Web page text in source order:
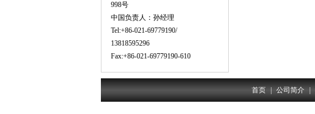
998号
中国负责人：孙经理
Tel:+86-021-69779190/
13818595296
Fax:+86-021-69779190-610
首页 公司简介